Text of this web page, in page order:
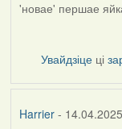
'новае' першае
Увайдзіце ці
Harrier-